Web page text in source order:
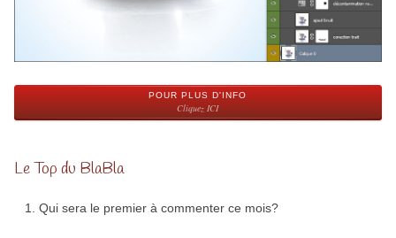
POUR PLUS D'INFO
Cliquez ICI
Le Top du BlaBla
Qui sera le premier à commenter ce mois?